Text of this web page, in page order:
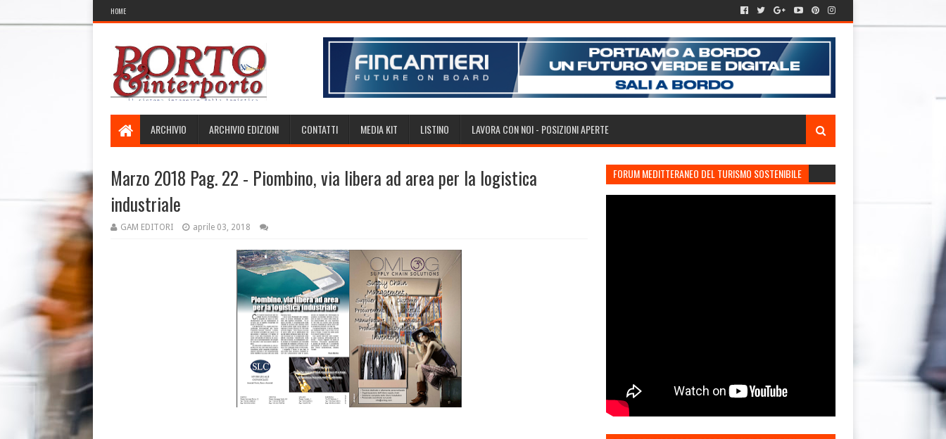
HOME
ARCHIVIO ARCHIVIO EDIZIONI CONTATTI MEDIA KIT LISTINO LAVORA CON NOI - POSIZIONI APERTE
Marzo 2018 Pag. 22 - Piombino, via libera ad area per la logistica
industriale
GAM EDITORI aprile 03, 2018
FORUM MEDITTERANEO DEL TURISMO SOSTENIBILE